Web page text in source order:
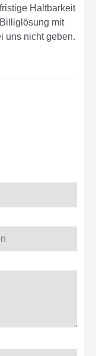
Haltbarkeit
mit
uns nicht geben.